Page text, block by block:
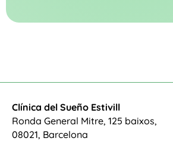
Clínica del Sueño Estivill
Ronda General Mitre, 125 baixos,
08021, Barcelona